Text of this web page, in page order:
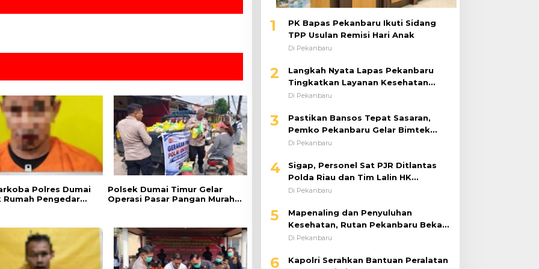
Polres Dumai
Rumah Pengedar
Diamankan
Polsek Dumai Timur Gelar
Operasi Pasar Pangan Murah,
1
PK Bapas Pekanbaru Ikuti Sidang
TPP Usulan Remisi Hari Anak
Di Pekanbaru
2
Langkah Nyata Lapas Pekanbaru
Tingkatkan Layanan Kesehatan
Melalui Program Prolanis
Di Pekanbaru
3
Pastikan Bansos Tepat Sasaran,
Pemko Pekanbaru Gelar Bimtek
DTSEN Bagi Operator Puskessos
Di Pekanbaru
4
Sigap, Personel Sat PJR Ditlantas
Polda Riau dan Tim Lalin HK
Berjibaku Selamatkan Korban
Di Pekanbaru
5
Mapenaling dan Penyuluhan
Kesehatan, Rutan Pekanbaru Bekali
37 Tahanan Baru dengan Edukasi
Di Pekanbaru
6
Kapolri Serahkan Bantuan Peralatan